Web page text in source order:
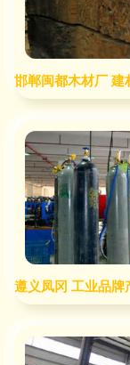
邯郸闽都木材厂
遵义凤冈 工业品